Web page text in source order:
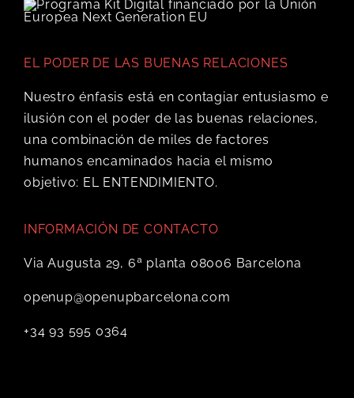
EL PODER DE LAS BUENAS RELACIONES
Nuestro énfasis está en contagiar entusiasmo e
ilusión con el poder de las buenas relaciones,
una combinación de miles de factores
humanos encaminados hacia el mismo
objetivo: EL ENTENDIMIENTO.
INFORMACIÓN DE CONTACTO
Via Augusta 29, 6ª planta 08006 Barcelona
openup@openupbarcelona.com
+34 93 595 0364